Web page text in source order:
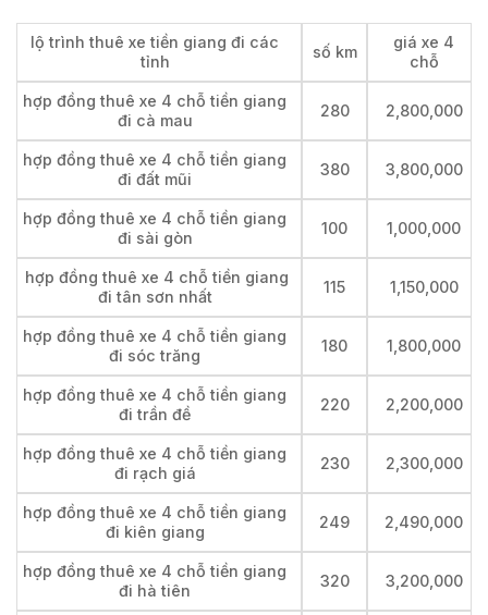
lộ trình thuê xe tiền giang đi các
tỉnh
số km
giá xe 4
chỗ
hợp đồng thuê xe 4 chỗ tiền giang
đi cà mau
280 2,800,000
hợp đồng thuê xe 4 chỗ tiền giang
đi đất mũi
380 3,800,000
hợp đồng thuê xe 4 chỗ tiền giang
đi sài gòn
100 1,000,000
hợp đồng thuê xe 4 chỗ tiền giang
đi tân sơn nhất
115 1,150,000
hợp đồng thuê xe 4 chỗ tiền giang
đi sóc trăng
180 1,800,000
hợp đồng thuê xe 4 chỗ tiền giang
đi trần đề
220 2,200,000
hợp đồng thuê xe 4 chỗ tiền giang
đi rạch giá
230 2,300,000
hợp đồng thuê xe 4 chỗ tiền giang
đi kiên giang
249 2,490,000
hợp đồng thuê xe 4 chỗ tiền giang
đi hà tiên
320 3,200,000